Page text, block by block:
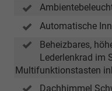
Automatische
Beheizbares,
Lederlenkrad im
Multifunktionstasten
Dachhimmel